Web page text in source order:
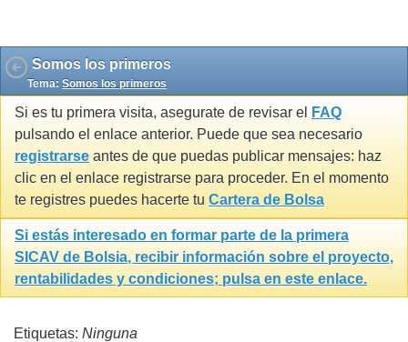
Somos los primeros
Tema: Somos los primeros
Si es tu primera visita, asegurate de revisar el
FAQ
pulsando el enlace anterior. Puede que sea necesario
registrarse antes de que puedas publicar mensajes: haz
clic en el enlace registrarse para proceder. En el momento
te registres puedes hacerte tu Cartera de Bolsa
Si estás interesado en formar parte de la primera
SICAV de Bolsia, recibir información sobre el proyecto,
rentabilidades y condiciones; pulsa en este enlace.
Etiquetas: Ninguna